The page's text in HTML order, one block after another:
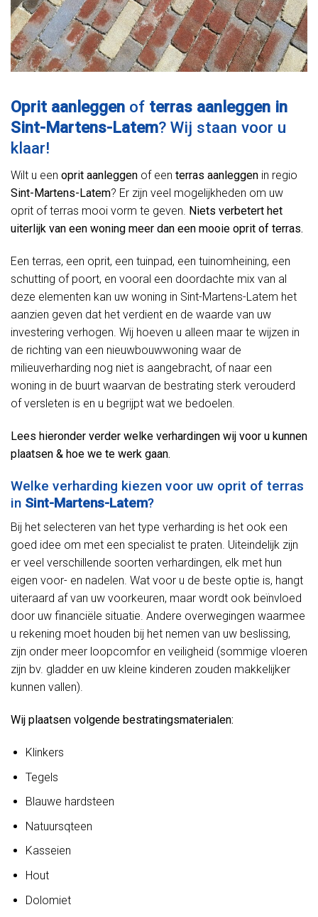
Oprit aanleggen of terras aanleggen in
Sint-Martens-Latem? Wij staan voor u
klaar!
Wilt u een oprit aanleggen of een terras aanleggen in regio
Sint-Martens-Latem? Er zijn veel mogelijkheden om uw
oprit of terras mooi vorm te geven. Niets verbetert het
uiterlijk van een woning meer dan een mooie oprit of terras.
Een terras, een oprit, een tuinpad, een tuinomheining, een
schutting of poort, en vooral een doordachte mix van al
deze elementen kan uw woning in Sint-Martens-Latem het
aanzien geven dat het verdient en de waarde van uw
investering verhogen. Wij hoeven u alleen maar te wijzen in
de richting van een nieuwbouwwoning waar de
milieuverharding nog niet is aangebracht, of naar een
woning in de buurt waarvan de bestrating sterk verouderd
of versleten is en u begrijpt wat we bedoelen.
Lees hieronder verder welke verhardingen wij voor u kunnen
plaatsen & hoe we te werk gaan.
Welke verharding kiezen voor uw oprit of terras
in Sint-Martens-Latem?
Bij het selecteren van het type verharding is het ook een
goed idee om met een specialist te praten. Uiteindelijk zijn
er veel verschillende soorten verhardingen, elk met hun
eigen voor- en nadelen. Wat voor u de beste optie is, hangt
uiteraard af van uw voorkeuren, maar wordt ook beïnvloed
door uw financiële situatie. Andere overwegingen waarmee
u rekening moet houden bij het nemen van uw beslissing,
zijn onder meer loopcomfor en veiligheid (sommige vloeren
zijn bv. gladder en uw kleine kinderen zouden makkelijker
kunnen vallen).
Wij plaatsen volgende bestratingsmaterialen:
Klinkers
Tegels
Blauwe hardsteen
Natuursqteen
Kasseien
Hout
Dolomiet